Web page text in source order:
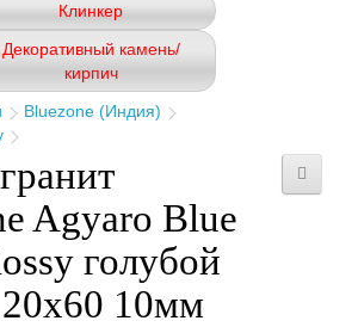
Клинкер
Декоративный камень/
кирпич
Bluezone (Индия)
Agyaro Blue
голубой
10мм